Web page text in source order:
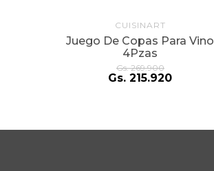
CUISINART
Juego De Copas Para Vino
4Pzas
Gs. 269.900
Gs. 215.920